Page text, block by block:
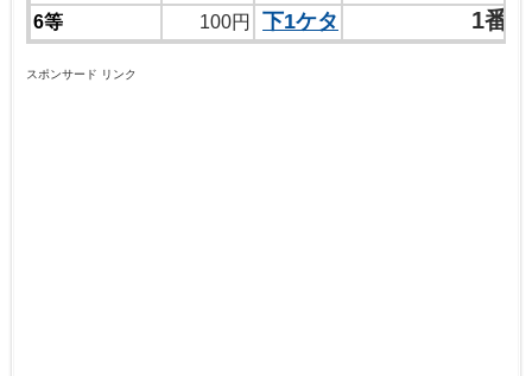
6等 100円 下1ケタ 1番
スポンサード リンク